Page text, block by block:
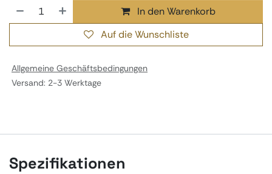
In den Warenkorb
Auf die Wunschliste
Allgemeine Geschäftsbedingungen
Versand: 2-3 Werktage
Spezifikationen